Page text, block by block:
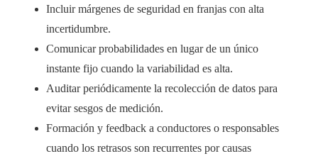
Incluir márgenes de seguridad en franjas con alta
incertidumbre.
Comunicar probabilidades en lugar de un único
instante fijo cuando la variabilidad es alta.
Auditar periódicamente la recolección de datos para
evitar sesgos de medición.
Formación y feedback a conductores o responsables
cuando los retrasos son recurrentes por causas